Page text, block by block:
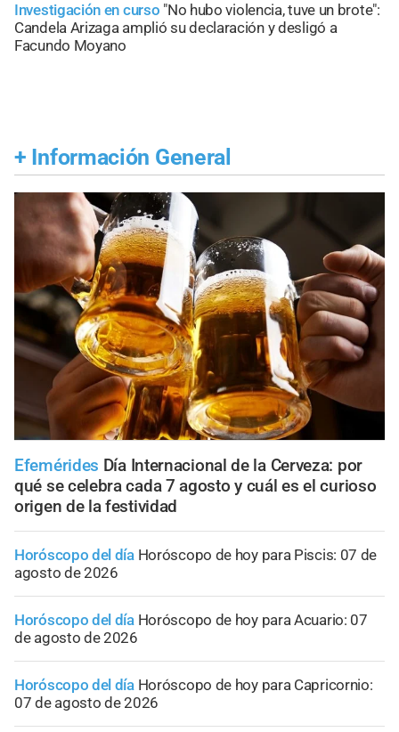
Investigación en curso "No hubo violencia, tuve un brote":
Candela Arizaga amplió su declaración y desligó a
Facundo Moyano
+ Información General
Efemérides Día Internacional de la Cerveza: por
qué se celebra cada 7 agosto y cuál es el curioso
origen de la festividad
Horóscopo del día Horóscopo de hoy para Piscis: 07 de
agosto de 2026
Horóscopo del día Horóscopo de hoy para Acuario: 07
de agosto de 2026
Horóscopo del día Horóscopo de hoy para Capricornio:
07 de agosto de 2026